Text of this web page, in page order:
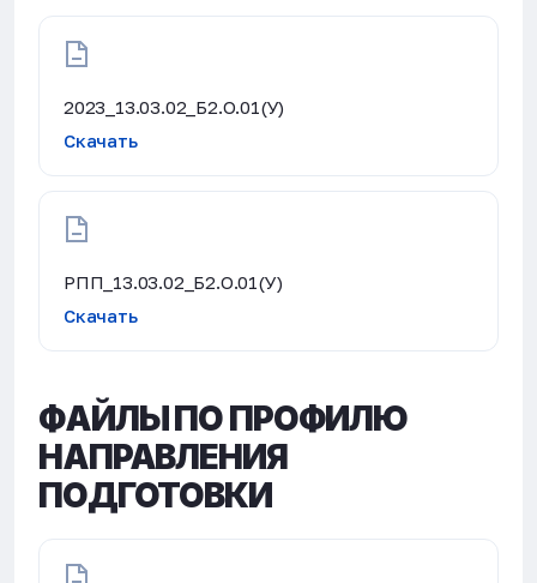
2023_13.03.02_Б2.О.01(У)
Скачать
РПП_13.03.02_Б2.О.01(У)
Скачать
ФАЙЛЫ ПО ПРОФИЛЮ
НАПРАВЛЕНИЯ
ПОДГОТОВКИ